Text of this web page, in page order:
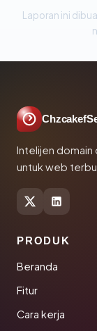
Laporan ini
Intelijen
untuk web
PRODUK
Beranda
Fitur
Cara kerja